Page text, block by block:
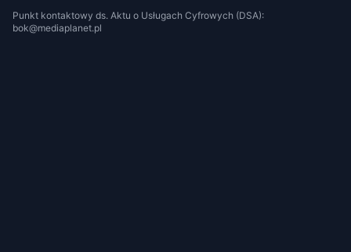
Punkt kontaktowy ds. Aktu o Usługach Cyfrowych (DSA):
bok@mediaplanet.pl